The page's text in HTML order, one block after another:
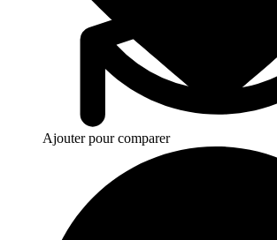
Ajouter pour comparer